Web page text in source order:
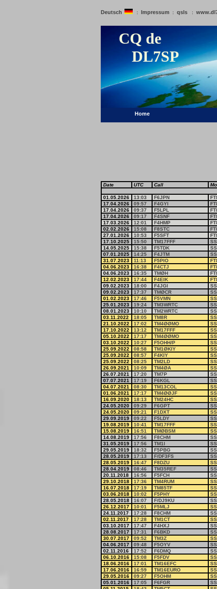
Deutsch : Impressum : qsls :
CQ de
DL7SP
Home
Date UTC Call
01.05.2026 13:03 F6JPN
17.04.2026
09:57 F4GYI
17.04.2026
09:37 F5LPL
17.04.2026
09:17 F4SNF
17.03.2026
12:01 F4HMP
02.02.2026
15:08 F8STC
27.01.2026
10:53 F5SFT
17.10.2025
15:50 TM17FFF
14.05.2025
15:38 F5TDK
07.01.2025
14:25 F4JTM
31.07.2023
11:13 F5PIO
04.06.2023
16:38 F4CTJ
04.06.2023
16:35 TMØH
12.02.2023
17:44 F4EIK
09.02.2023
18:00 F4JGI
09.02.2023
17:37 TMØCR
01.02.2023
17:46 F5VMN
25.01.2023
19:24 TM3WRTC
08.01.2023
10:10 TM2WRTC
03.11.2022
18:05 TM8R
21.10.2022
17:02 TM4ØØMO
17.10.2022
13:12 TM17FFF
05.10.2022
17:17 TM4ØØMO
03.10.2022
10:27 F5OHH/P
25.09.2022
08:58 TM1ØKIY
25.09.2022
08:57 F4KIY
25.09.2022
08:25 TM2LD
26.09.2021
10:09 TM4ØA
26.07.2021
17:20 TM7P
07.07.2021
17:19 F6KGL
04.07.2021
08:30 TM13COL
01.06.2021
17:17 TM4ØØJF
16.09.2020
18:13 TM24HC
24.05.2020
09:29 F6GPT
24.05.2020
09:21 F1DXT
29.09.2019
09:22 F5LDY
19.08.2019
10:41 TM17FFF
15.08.2019
16:51 TMØBSM
14.08.2019
17:56 F8CHM
31.05.2019
17:56 TM1I
29.05.2019
18:32 F5PBG
28.05.2019
17:13 F/DF3FS
28.05.2019
16:47 F8DZU
28.04.2019
08:46 TM35REF
20.11.2018
16:56 F5FCH
29.10.2018
17:36 TM4RUM
16.07.2018
17:19 TM85TF
03.06.2018
10:02 F5PHY
28.05.2018
16:07 F/DJ9KU
26.12.2017
10:01 F5MLJ
24.11.2017
17:28 F8CHM
02.11.2017
17:28 TM1CT
03.10.2017
17:47 F4HXJ
28.08.2017
17:31 F6BKD
30.07.2017
09:52 TM3Z
04.06.2017
09:48 F5OYV
02.11.2016
17:52 F6DMQ
06.10.2016
15:08 F5FDV
18.06.2016
17:01 TM16EFC
17.06.2016
16:59 TM16EURO
29.05.2016
09:27 F5OHM
05.01.2016
17:05 F6FGR